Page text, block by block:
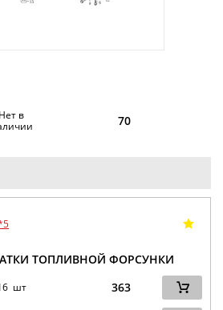
Нет в
70
ТОПЛИВНОЙ ФОРСУНКИ
шт 363